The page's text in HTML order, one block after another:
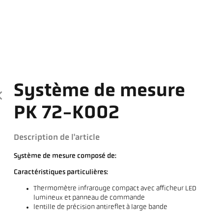
Système de mesure
PK 72-K002
Description de l'article
Système de mesure composé de:
Caractéristiques particulières:
Thermomètre infrarouge compact avec afficheur LED
lumineux et panneau de commande
lentille de précision antireflet à large bande